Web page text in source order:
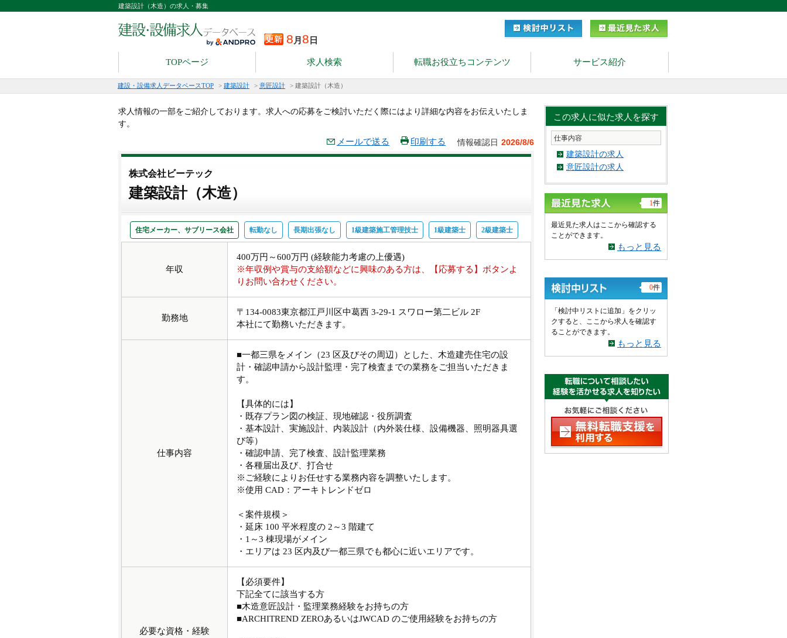
建築設計（木造）の求人・募集
8 月 8 日
TOPページ 求人検索 転職お役立ちコンテンツ サービス紹介
建設・設備求人データベースTOP > 建築設計 > 意匠設計 > 建築設計（木造）
求人情報の一部をご紹介しております。求人への応募をご検討いただく際にはより詳細な内容をお伝えいたしま
す。
情報確認日 2026/8/6
メールで送る 印刷する
株式会社ビーテック
建築設計（木造）
住宅メーカー、サブリース会社 転勤なし 長期出張なし 1級建築施工管理技士 1級建築士 2級建築士
年収
400万円～600万円 (経験能力考慮の上優遇)
※年収例や賞与の支給額などに興味のある方は、【応募する】ボタンよ
りお問い合わせください。
勤務地
〒134-0083東京都江戸川区中葛西 3-29-1 スワロー第二ビル 2F
本社にて勤務いただきます。
仕事内容
■一都三県をメイン（23 区及びその周辺）とした、木造建売住宅の設
計・確認申請から設計監理・完了検査までの業務をご担当いただきま
す。
【具体的には】
・既存プラン図の検証、現地確認・役所調査
・基本設計、実施設計、内装設計（内外装仕様、設備機器、照明器具選
び等）
・確認申請、完了検査、設計監理業務
・各種届出及び、打合せ
※ご経験によりお任せする業務内容を調整いたします。
※使用 CAD：アーキトレンドゼロ
＜案件規模＞
・延床 100 平米程度の 2～3 階建て
・1～3 棟現場がメイン
・エリアは 23 区内及び一都三県でも都心に近いエリアです。
必要な資格・経験
【必須要件】
下記全てに該当する方
■木造意匠設計・監理業務経験をお持ちの方
■ARCHITREND ZEROあるいはJWCAD のご使用経験をお持ちの方
この求人に似た求人を探す
仕事内容
建築設計の求人
意匠設計の求人
1件
最近見た求人はここから確認する
ことができます。
もっと見る
0件
「検討中リストに追加」をクリッ
クすると、ここから求人を確認す
ることができます。
もっと見る